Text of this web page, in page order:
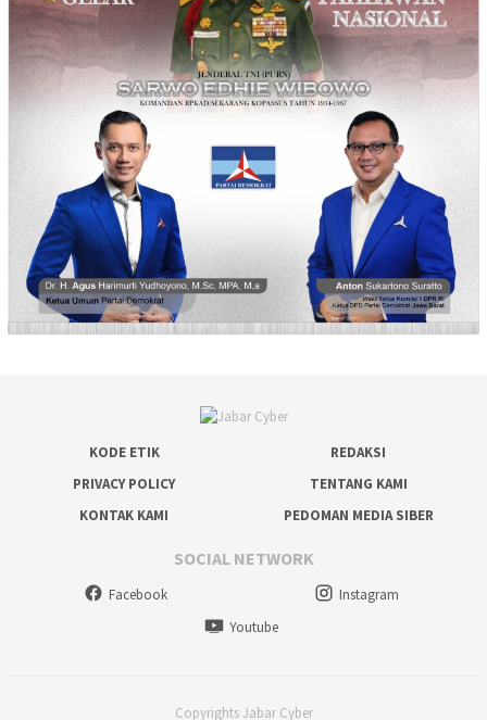
KODE ETIK
REDAKSI
PRIVACY POLICY
TENTANG KAMI
KONTAK KAMI
PEDOMAN MEDIA SIBER
SOCIAL NETWORK
Facebook
Instagram
Youtube
Copyrights Jabar Cyber